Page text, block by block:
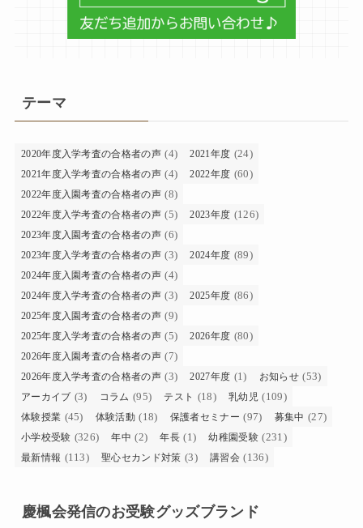
テーマ
2020年度入学考査の合格者の声 (4) 2021年度 (24)
2021年度入学考査の合格者の声 (4) 2022年度 (60)
2022年度入園考査の合格者の声 (8)
2022年度入学考査の合格者の声 (5) 2023年度 (126)
2023年度入園考査の合格者の声 (6)
2023年度入学考査の合格者の声 (3) 2024年度 (89)
2024年度入園考査の合格者の声 (4)
2024年度入学考査の合格者の声 (3) 2025年度 (86)
2025年度入園考査の合格者の声 (9)
2025年度入学考査の合格者の声 (5) 2026年度 (80)
2026年度入園考査の合格者の声 (7)
2026年度入学考査の合格者の声 (3) 2027年度 (1) お知らせ (53)
アーカイブ (3) コラム (95) テスト (18) 乳幼児 (109)
体験授業 (45) 体験活動 (18) 保護者セミナー (97) 募集中 (27)
小学校受験 (326) 年中 (2) 年長 (1) 幼稚園受験 (231)
最新情報 (113) 聖心セカンド対策 (3) 講習会 (136)
慶楓会発信のお受験グッズブランド